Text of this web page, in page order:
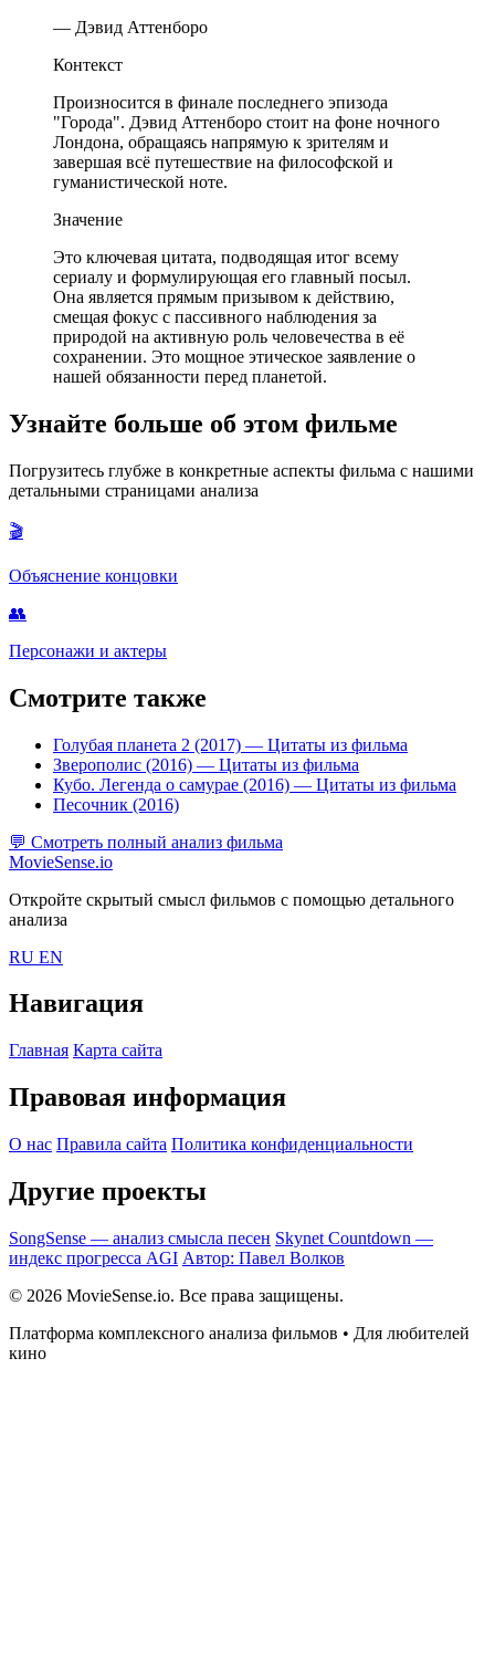
— Дэвид Аттенборо
Контекст
Произносится в финале последнего эпизода
"Города". Дэвид Аттенборо стоит на фоне ночного
Лондона, обращаясь напрямую к зрителям и
завершая всё путешествие на философской и
гуманистической ноте.
Значение
Это ключевая цитата, подводящая итог всему
сериалу и формулирующая его главный посыл.
Она является прямым призывом к действию,
смещая фокус с пассивного наблюдения за
природой на активную роль человечества в её
сохранении. Это мощное этическое заявление о
нашей обязанности перед планетой.
Узнайте больше об этом фильме
Погрузитесь глубже в конкретные аспекты фильма с нашими
детальными страницами анализа
🎬
Объяснение концовки
👥
Персонажи и актеры
Смотрите также
Голубая планета 2 (2017) — Цитаты из фильма
Зверополис (2016) — Цитаты из фильма
Кубо. Легенда о самурае (2016) — Цитаты из фильма
Песочник (2016)
💬 Смотреть полный анализ фильма
MovieSense.io
Откройте скрытый смысл фильмов с помощью детального
анализа
RU EN
Навигация
Главная Карта сайта
Правовая информация
О нас Правила сайта Политика конфиденциальности
Другие проекты
SongSense — анализ смысла песен Skynet Countdown —
индекс прогресса AGI Автор: Павел Волков
© 2026 MovieSense.io. Все права защищены.
Платформа комплексного анализа фильмов • Для любителей
кино